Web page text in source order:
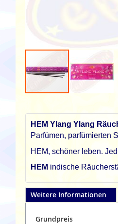
Bildgalerie
springen
HEM Ylang Ylang
Parfümen, parfümierten
HEM, schöner leben.
HEM indische
Weitere Informationen
Grundpreis